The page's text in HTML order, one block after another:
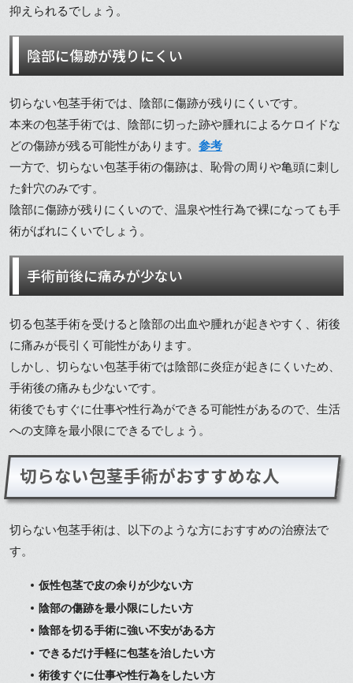
抑えられるでしょう。
陰部に傷跡が残りにくい
切らない包茎手術では、陰部に傷跡が残りにくいです。
本来の包茎手術では、陰部に切った跡や腫れによるケロイドな
どの傷跡が残る可能性があります。 参考
一方で、切らない包茎手術の傷跡は、恥骨の周りや亀頭に刺し
た針穴のみです。
陰部に傷跡が残りにくいので、温泉や性行為で裸になっても手
術がばれにくいでしょう。
手術前後に痛みが少ない
切る包茎手術を受けると陰部の出血や腫れが起きやすく、術後
に痛みが長引く可能性があります。
しかし、切らない包茎手術では陰部に炎症が起きにくいため、
手術後の痛みも少ないです。
術後でもすぐに仕事や性行為ができる可能性があるので、生活
への支障を最小限にできるでしょう。
切らない包茎手術がおすすめな人
切らない包茎手術は、以下のような方におすすめの治療法で
す。
仮性包茎で皮の余りが少ない方
陰部の傷跡を最小限にしたい方
陰部を切る手術に強い不安がある方
できるだけ手軽に包茎を治したい方
術後すぐに仕事や性行為をしたい方